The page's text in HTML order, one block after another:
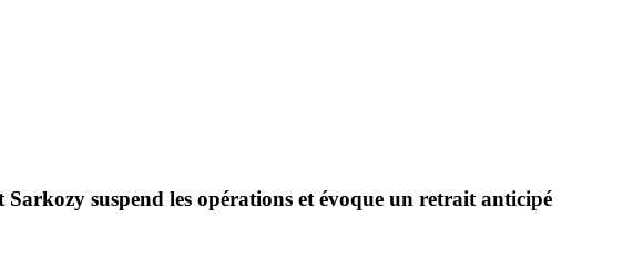
Sarkozy suspend les opérations et évoque un retrait anticipé